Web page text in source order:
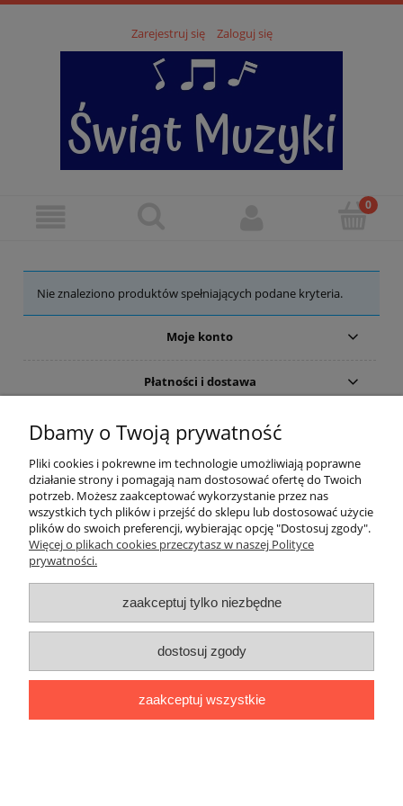
Zarejestruj się Zaloguj się
Nie znaleziono produktów spełniających podane kryteria.
Moje konto
Płatności i dostawa
Informacje
Pomoc
O nas
Dbamy o Twoją prywatność
Pliki cookies i pokrewne im technologie umożliwiają poprawne
działanie strony i pomagają nam dostosować ofertę do Twoich
potrzeb. Możesz zaakceptować wykorzystanie przez nas
wszystkich tych plików i przejść do sklepu lub dostosować użycie
plików do swoich preferencji, wybierając opcję "Dostosuj zgody".
Więcej o plikach cookies przeczytasz w naszej Polityce
prywatności.
zaakceptuj tylko niezbędne
dostosuj zgody
zaakceptuj wszystkie